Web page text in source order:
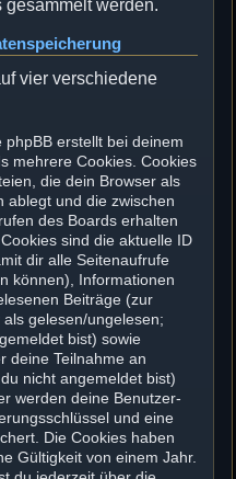
werden.
vier verschiedene
phpBB erstellt bei deinem
mehrere Cookies. Cookies
die dein Browser als
ablegt und die zwischen
des Boards erhalten
sind die aktuelle ID
dir alle Seitenaufrufe
können), Informationen
Beiträge (zur
gelesen/ungelesen;
bist) sowie
deine Teilnahme an
nicht angemeldet bist)
werden deine Benutzer-
und eine
Die Cookies haben
Gültigkeit von einem Jahr.